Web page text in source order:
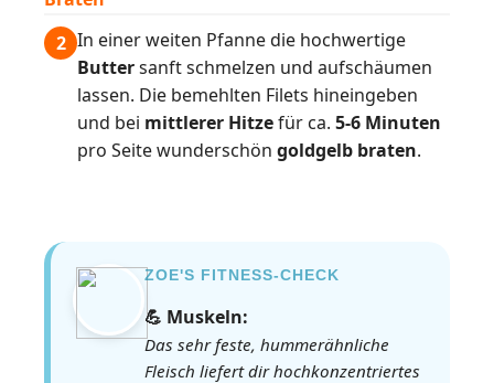
2 In einer weiten Pfanne die hochwertige
Buttersanft schmelzen und aufschäumen
lassen. Die bemehlten Filets hineingeben
und bei mittlerer Hitzefür ca. 5-6 Minuten
pro Seite wunderschön goldgelb braten.
ZOE'S FITNESS-CHECK
💪 Muskeln:
Das sehr feste, hummerähnliche
Fleisch liefert dir hochkonzentriertes